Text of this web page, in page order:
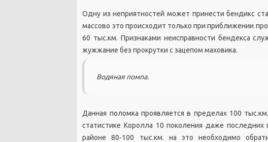
Одну из неприятностей может принести бендикс
массово это происходит только при приближении
60 тыс.км. Признаками неисправности бендекса
жужжание без прокрутки с зацепом маховика.
Водяная помпа.
Данная поломка проявляется в пределах 100
статистике Королла 10 поколения даже
районе 80-100 тыс.км. на это необходимо